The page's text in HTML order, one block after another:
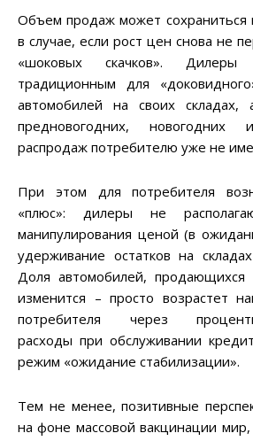
Объем продаж может сохраниться
в случае, если рост цен снова не
«шоковых скачков». Дилеры
традиционным для
автомобилей на своих складах,
предновогодних, новогодних
распродаж потребителю уже не
При этом для потребителя
«плюс»: дилеры не
манипулирования ценой (в
удерживание остатков на
Доля автомобилей,
изменится – просто возрастет
потребителя через
расходы при обслуживании
режим «ожидание стабилизации».
Тем не менее, позитивные
на фоне массовой вакцинации мир,